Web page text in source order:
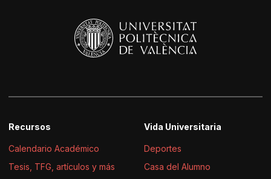
Recursos
Calendario Académico
Tesis, TFG, artículos y más
Vida Universitaria
Deportes
Casa del Alumno